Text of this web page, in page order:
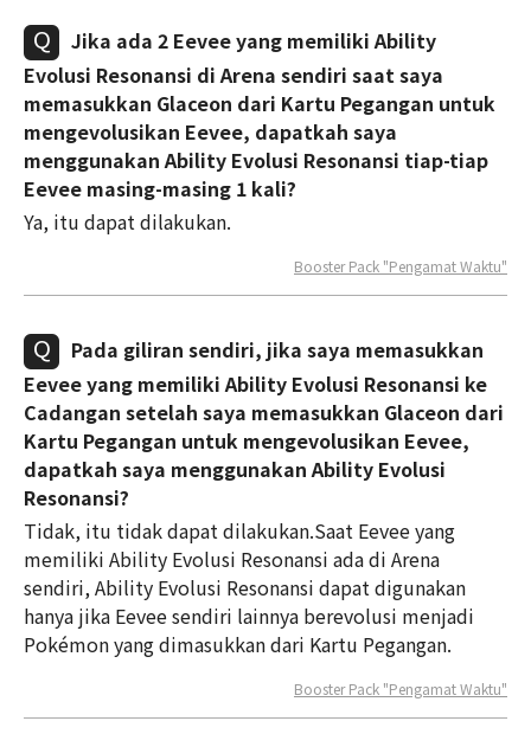
Jika ada 2 Eevee yang memiliki Ability
Evolusi Resonansi di Arena sendiri saat saya
memasukkan Glaceon dari Kartu Pegangan untuk
mengevolusikan Eevee, dapatkah saya
menggunakan Ability Evolusi Resonansi tiap-tiap
Eevee masing-masing 1 kali?
Ya, itu dapat dilakukan.
Booster Pack "Pengamat Waktu"
Pada giliran sendiri, jika saya memasukkan
Eevee yang memiliki Ability Evolusi Resonansi ke
Cadangan setelah saya memasukkan Glaceon dari
Kartu Pegangan untuk mengevolusikan Eevee,
dapatkah saya menggunakan Ability Evolusi
Resonansi?
Tidak, itu tidak dapat dilakukan.Saat Eevee yang
memiliki Ability Evolusi Resonansi ada di Arena
sendiri, Ability Evolusi Resonansi dapat digunakan
hanya jika Eevee sendiri lainnya berevolusi menjadi
Pokémon yang dimasukkan dari Kartu Pegangan.
Booster Pack "Pengamat Waktu"